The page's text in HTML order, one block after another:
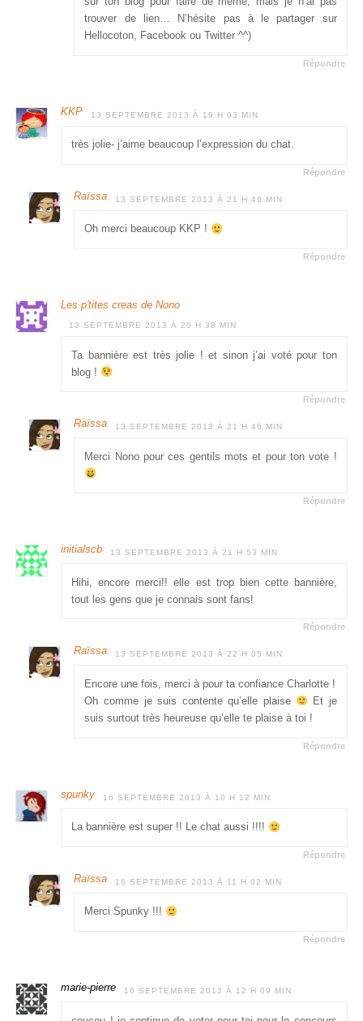
trouver de lien… N’hésite pas à le partager sur
Hellocoton, Facebook ou Twitter ^^)
Répondre
KKP 13 SEPTEMBRE 2013 À 19 H 03 MIN
très jolie- j’aime beaucoup l’expression du chat.
Répondre
Raïssa 13 SEPTEMBRE 2013 À 21 H 46 MIN
Oh merci beaucoup KKP !
Répondre
Les p'tites creas de Nono
13 SEPTEMBRE 2013 À 20 H 38 MIN
Ta bannière est très jolie ! et sinon j’ai voté pour ton
blog !
Répondre
Raïssa 13 SEPTEMBRE 2013 À 21 H 46 MIN
Merci Nono pour ces gentils mots et pour ton vote !
Répondre
initialscb 13 SEPTEMBRE 2013 À 21 H 53 MIN
Hihi, encore merci!! elle est trop bien cette bannière,
tout les gens que je connais sont fans!
Répondre
Raïssa 13 SEPTEMBRE 2013 À 22 H 05 MIN
Encore une fois, merci à pour ta confiance Charlotte !
Oh comme je suis contente qu’elle plaise
Et je
suis surtout très heureuse qu’elle te plaise à toi !
Répondre
spunky 16 SEPTEMBRE 2013 À 10 H 12 MIN
La bannière est super !! Le chat aussi !!!!
Répondre
Raïssa 16 SEPTEMBRE 2013 À 11 H 02 MIN
Merci Spunky !!!
Répondre
marie-pierre 16 SEPTEMBRE 2013 À 12 H 09 MIN